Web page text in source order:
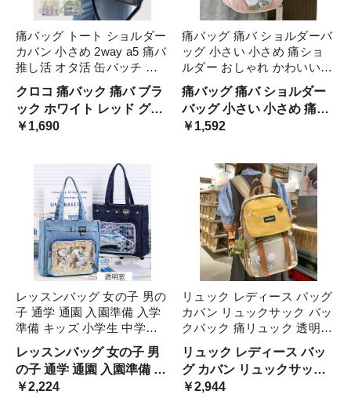
痛バッグ トート ショルダー
カバン 小さめ 2way a5 痛バ
推し活 オタ活 缶バッチ ぬ
いぐるみ おしゃれ シート
ショルダーバッグ 透明 ポケ
ット クリア 大きめ レディ
ース メンズ 推し色 黒 白 赤
クロコ 痛バック 痛バ ブラ
ック ホワイト レッド グリ
ーン シンプル 可愛い ハー
￥1,690
痛バッグ 痛バ ショルダーバ
ッグ 小さい 小さめ 痛ショ
ルダー おしゃれ かわいい
可愛 透明窓 クリアバッグ
デコバッグ 斜め掛け イベン
ト ビニールバッグ ギフト
誕生日 オールシーズ プレゼ
痛バッグ 痛バ ショルダー
バッグ 小さい 小さめ 痛シ
ョルダー おしゃれ かわい
￥1,592
レッスンバッグ 女の子 男の
子 通学 通園 入園準備 入学
準備 キッズ 小学生 中学生
高校生 手提げバッグ 透明窓
クリアバッグ 痛バッグ 痛バ
シンプル オールシーズン プ
レゼント ギ カジュアル
レッスンバッグ 女の子 男
の子 通学 通園 入園準備 入
学準備 キッズ 小学生 中学
￥2,224
リュック レディース バッグ
カバン リュックサック バッ
クパック 痛リュック 透明窓
クリアバッグ 透明バッグ デ
コ デコバッグ おしゃれ シ
ンプル かわいい 可愛い 大
容量 推し 推し活 オ 軽量
リュック レディース バッ
グ カバン リュックサック
バックパック 痛リュック
￥2,944